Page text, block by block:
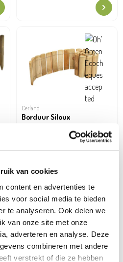
van cookies
content en advertenties te
voor social media te bieden
te analyseren. Ook delen we
van onze site met onze
adverteren en analyse. Deze
combineren met andere
verstrekt of die ze hebben
Cerland
Borduur Siloux